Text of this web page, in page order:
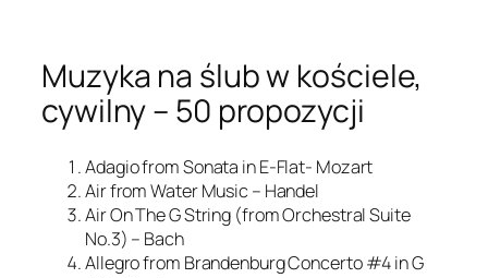
Muzyka na ślub w kościele,
cywilny – 50 propozycji
Adagio from Sonata in E-Flat- Mozart
Air from Water Music – Handel
Air On The G String (from Orchestral Suite
No.3) – Bach
Allegro from Brandenburg Concerto #4 in G